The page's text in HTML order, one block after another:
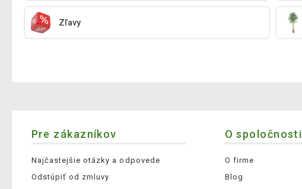
Zľavy
Pre zákazníkov
Najčastejšie otázky a odpovede
Odstúpiť od zmluvy
O spoločnosti
O firme
Blog